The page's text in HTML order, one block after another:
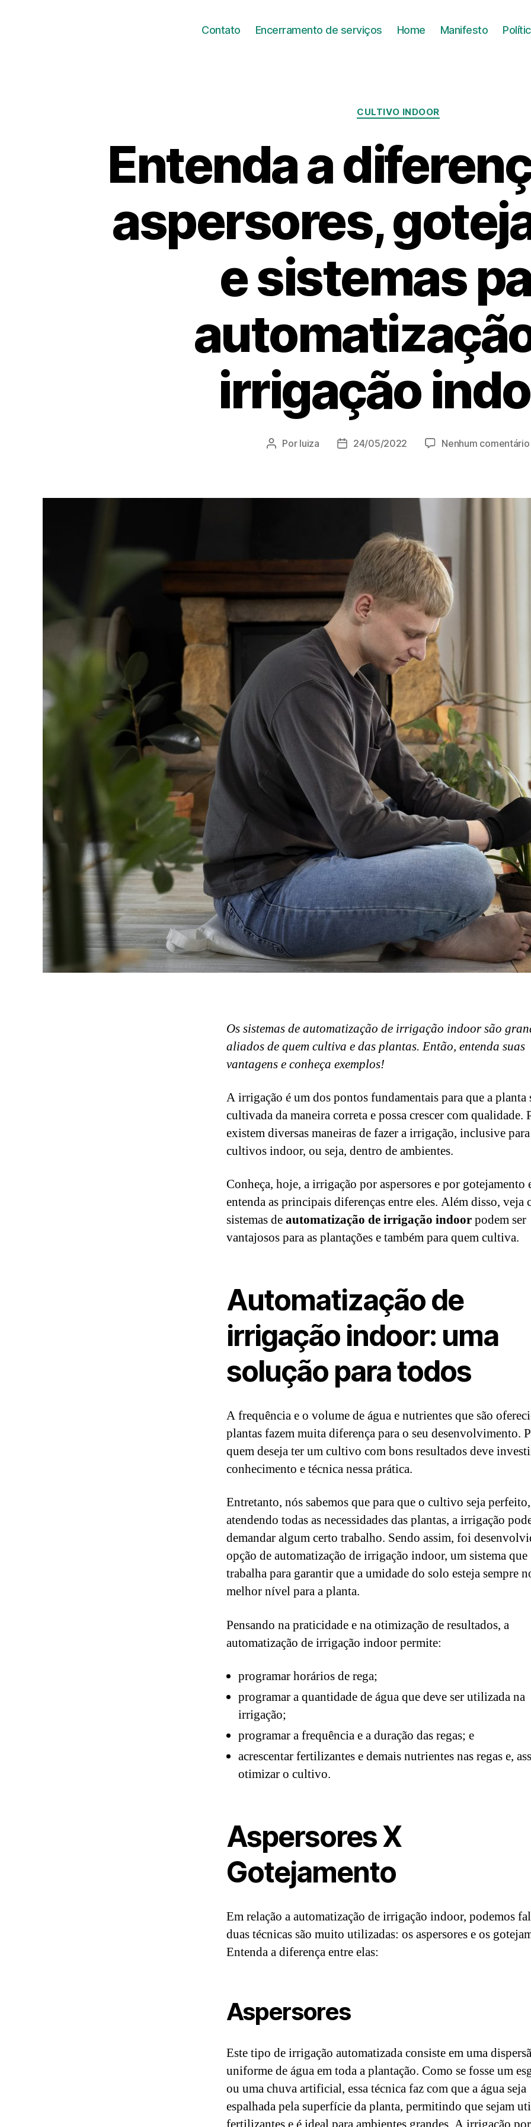
Contato Encerramento de serviços Home Manifesto
CULTIVO INDOOR
Entenda a
aspersores,
e sistemas
irrigação
Por luiza 24/05/2022 Nenhum comentário
Os sistemas de automatização de irrigação indoor são
aliados de quem cultiva e das plantas. Então, entenda suas
vantagens e conheça exemplos!
A irrigação é um dos pontos fundamentais para que a planta
cultivada da maneira correta e possa crescer com qualidade.
existem diversas maneiras de fazer a irrigação, inclusive para
cultivos indoor, ou seja, dentro de ambientes.
Conheça, hoje, a irrigação por aspersores e por gotejamento
entenda as principais diferenças entre eles. Além disso, veja
sistemas deautomatização de irrigação indoorpodem ser
vantajosos para as plantações e também para quem cultiva.
Automatização de
irrigação indoor: uma
solução para todos
A frequência e o volume de água e nutrientes que são
plantas fazem muita diferença para o seu desenvolvimento.
quem deseja ter um cultivo com bons resultados deve
conhecimento e técnica nessa prática.
Entretanto, nós sabemos que para que o cultivo seja perfeito,
atendendo todas as necessidades das plantas, a irrigação
demandar algum certo trabalho. Sendo assim, foi
opção de automatização de irrigação indoor, um sistema que
trabalha para garantir que a umidade do solo esteja sempre
melhor nível para a planta.
Pensando na praticidade e na otimização de resultados, a
automatização de irrigação indoor permite:
programar horários de rega;
programar a quantidade de água que deve ser utilizada na
irrigação;
programar a frequência e a duração das regas; e
acrescentar fertilizantes e demais nutrientes nas regas e,
otimizar o cultivo.
Aspersores X
Gotejamento
Em relação a automatização de irrigação indoor, podemos
duas técnicas são muito utilizadas: os aspersores e os
Entenda a diferença entre elas:
Aspersores
Este tipo de irrigação automatizada consiste em uma
uniforme de água em toda a plantação. Como se fosse um
ou uma chuva artificial, essa técnica faz com que a água seja
espalhada pela superfície da planta, permitindo que sejam